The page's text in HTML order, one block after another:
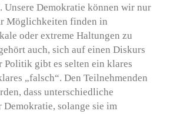
Unsere Demokratie können wir nur
Möglichkeiten finden in
oder extreme Haltungen zu
auch, sich auf einen Diskurs
Politik gibt es selten ein klares
„falsch“. Den Teilnehmenden
dass unterschiedliche
solange sie im